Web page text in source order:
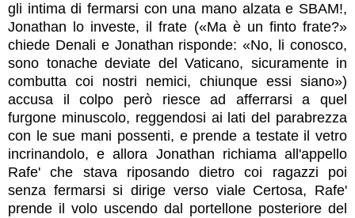
gli intima di fermarsi con una mano alzata e SBAM!,
Jonathan lo investe, il frate («Ma è un finto frate?»
chiede Denali e Jonathan risponde: «No, li conosco,
sono tonache deviate del Vaticano, sicuramente in
combutta coi nostri nemici, chiunque essi siano»)
accusa il colpo però riesce ad afferrarsi a quel
furgone minuscolo, reggendosi ai lati del parabrezza
con le sue mani possenti, e prende a testate il vetro
incrinandolo, e allora Jonathan richiama all'appello
Rafe' che stava riposando dietro coi ragazzi poi
senza fermarsi si dirige verso viale Certosa, Rafe'
prende il volo uscendo dal portellone posteriore del